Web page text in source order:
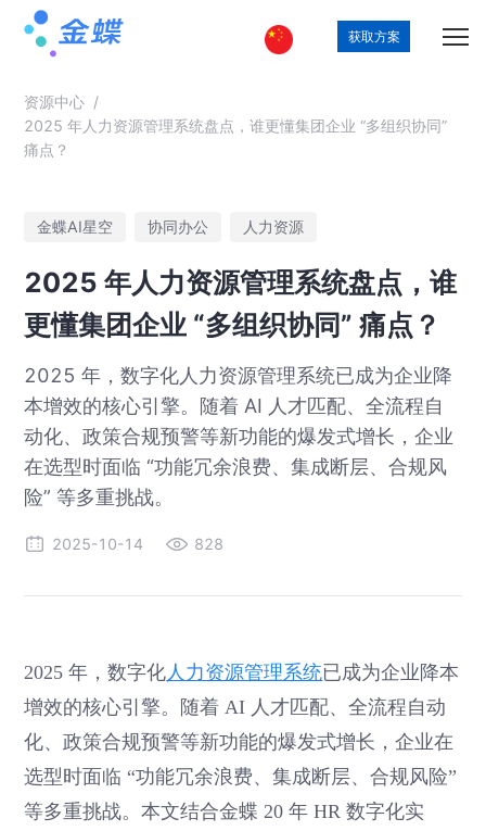
获取方案
资源中心 /
2025 年人力资源管理系统盘点，谁更懂集团企业 “多组织协同”
痛点？
金蝶AI星空 协同办公 人力资源
2025 年人力资源管理系统盘点，谁
更懂集团企业 “多组织协同” 痛点？
2025 年，数字化人力资源管理系统已成为企业降
本增效的核心引擎。随着 AI 人才匹配、全流程自
动化、政策合规预警等新功能的爆发式增长，企业
在选型时面临 “功能冗余浪费、集成断层、合规风
险” 等多重挑战。
2025-10-14 828
2025 年，数字化 人力资源管理系统已成为企业降本
增效的核心引擎。随着 AI 人才匹配、全流程自动
化、政策合规预警等新功能的爆发式增长，企业在
选型时面临 “功能冗余浪费、集成断层、合规风险”
等多重挑战。本文结合金蝶 20 年 HR 数字化实